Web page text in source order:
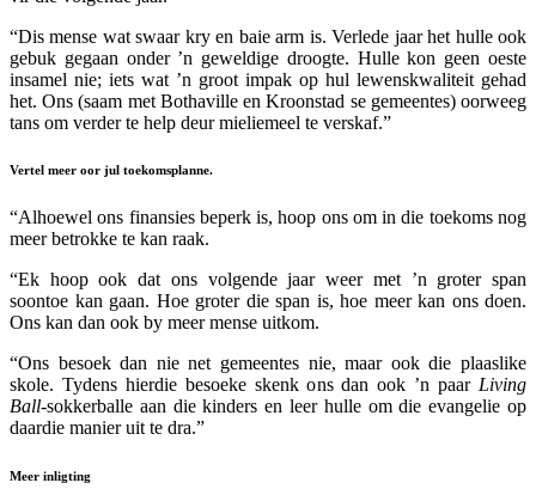
“Dis mense wat swaar kry en baie arm is. Verlede jaar het hulle ook
gebuk gegaan onder ’n geweldige droogte. Hulle kon geen oeste
insamel nie; iets wat ’n groot impak op hul lewenskwaliteit gehad
het. Ons (saam met Bothaville en Kroonstad se gemeentes) oorweeg
tans om verder te help deur mieliemeel te verskaf.”
Vertel meer oor jul toekomsplanne.
“Alhoewel ons finansies beperk is, hoop ons om in die toekoms nog
meer betrokke te kan raak.
“Ek hoop ook dat ons volgende jaar weer met ’n groter span
soontoe kan gaan. Hoe groter die span is, hoe meer kan ons doen.
Ons kan dan ook by meer mense uitkom.
“Ons besoek dan nie net gemeentes nie, maar ook die plaaslike
skole. Tydens hierdie besoeke skenk ons dan ook ’n paar Living
Ball-sokkerballe aan die kinders en leer hulle om die evangelie op
daardie manier uit te dra.”
Meer inligting